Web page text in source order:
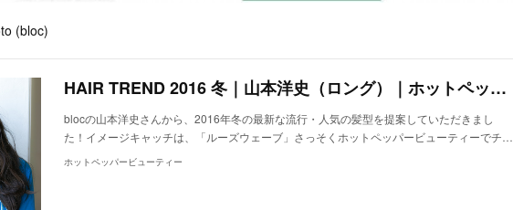
(bloc)
HAIR TREND 2016 冬｜山本洋史（ロング）｜ホットペッパービューティー
blocの山本洋史さんから、2016年冬の最新な流行・人気の髪型を提案していただきまし
た！イメージキャッチは、「ルーズウェーブ」さっそくホットペッパービューティーでチ…
ホットペッパービューティー